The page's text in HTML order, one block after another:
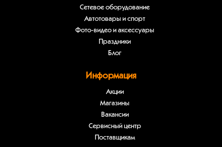
Сетевое оборудование
Автотовары и спорт
Фото-видео и аксессуары
Праздники
Блог
Информация
Акции
Магазины
Вакансии
Сервисный центр
Поставщикам